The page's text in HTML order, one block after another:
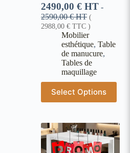
2490,00 € HT -
2590,00€HT (
2988,00 € TTC )
Mobilier
esthétique, Table
de manucure,
Tables de
maquillage
Select Options